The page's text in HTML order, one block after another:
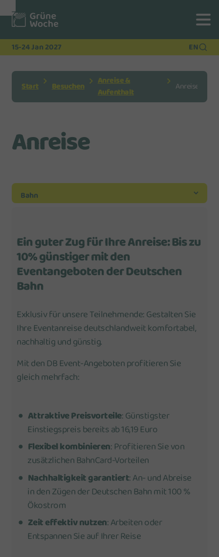
Zur
Navigation
Zur
Suche
15-24 Jan 2027 EN
Start Besuchen
Anreise &
Aufenthalt
Anreise
Anreise
Ein guter Zug für Ihre Anreise: Bis zu
10% günstiger mit den
Eventangeboten der Deutschen
Bahn
Exklusiv für unsere Teilnehmende: Gestalten Sie
Ihre Eventanreise deutschlandweit komfortabel,
nachhaltig und günstig.
Mit den DB Event-Angeboten profitieren Sie
gleich mehrfach:
Attraktive Preisvorteile: Günstigster
Einstiegspreis bereits ab 16,19 Euro
Flexibel kombinieren: Profitieren Sie von
zusätzlichen BahnCard-Vorteilen
Nachhaltigkeit garantiert: An- und Abreise
in den Zügen der Deutschen Bahn mit 100 %
Ökostrom
Zeit effektiv nutzen: Arbeiten oder
Entspannen Sie auf Ihrer Reise